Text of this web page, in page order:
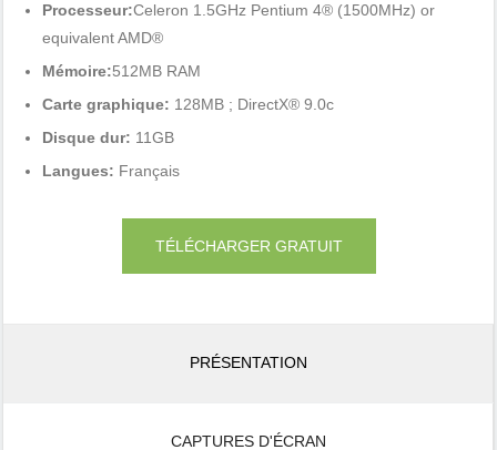
Processeur:Celeron 1.5GHz Pentium 4® (1500MHz) or
equivalent AMD®
Mémoire:512MB RAM
Carte graphique: 128MB ; DirectX® 9.0c
Disque dur: 11GB
Langues: Français
TÉLÉCHARGER GRATUIT
PRÉSENTATION
CAPTURES D'ÉCRAN